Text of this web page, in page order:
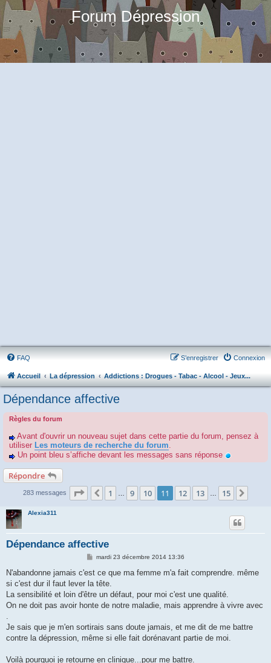
Forum Dépression
FAQ Connexion
S’enregistrer
Accueil La dépression Addictions : Drogues - Tabac - Alcool - Jeux...
Dépendance affective
Règles du forum
Avant d'ouvrir un nouveau sujet dans cette partie du forum, pensez à
utiliser Les moteurs de recherche du forum.
Un point bleu s’affiche devant les messages sans réponse
Répondre
283 messages Page 11 sur 15
Précédente
1 9 10 11 12 13 15
Alexia311
Dépendance affective
M
s
a
g
mardi 23 décembre 2014 13:36
N'abandonne jamais c'est ce que ma femme m'a fait comprendre. même
si c'est dur il faut lever la tête.
La sensibilité et loin d'être un défaut, pour moi c'est une qualité.
On ne doit pas avoir honte de notre maladie, mais apprendre à vivre avec
.
Je sais que je m'en sortirais sans doute jamais, et me dit de me battre
contre la dépression, même si elle fait dorénavant partie de moi.
Voilà pourquoi je retourne en clinique...pour me battre.